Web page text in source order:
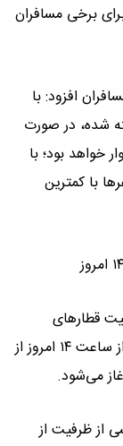
برخی مسافران
افزود: با
شده، در صورت
خواهد بود؛ با
با کمترین
قطارهای
فوق‌العاده خبر داد و گفت: فروش این بلیت‌ها از ساعت ۱۴ امروز از
می‌شود.
از ظرفیت از